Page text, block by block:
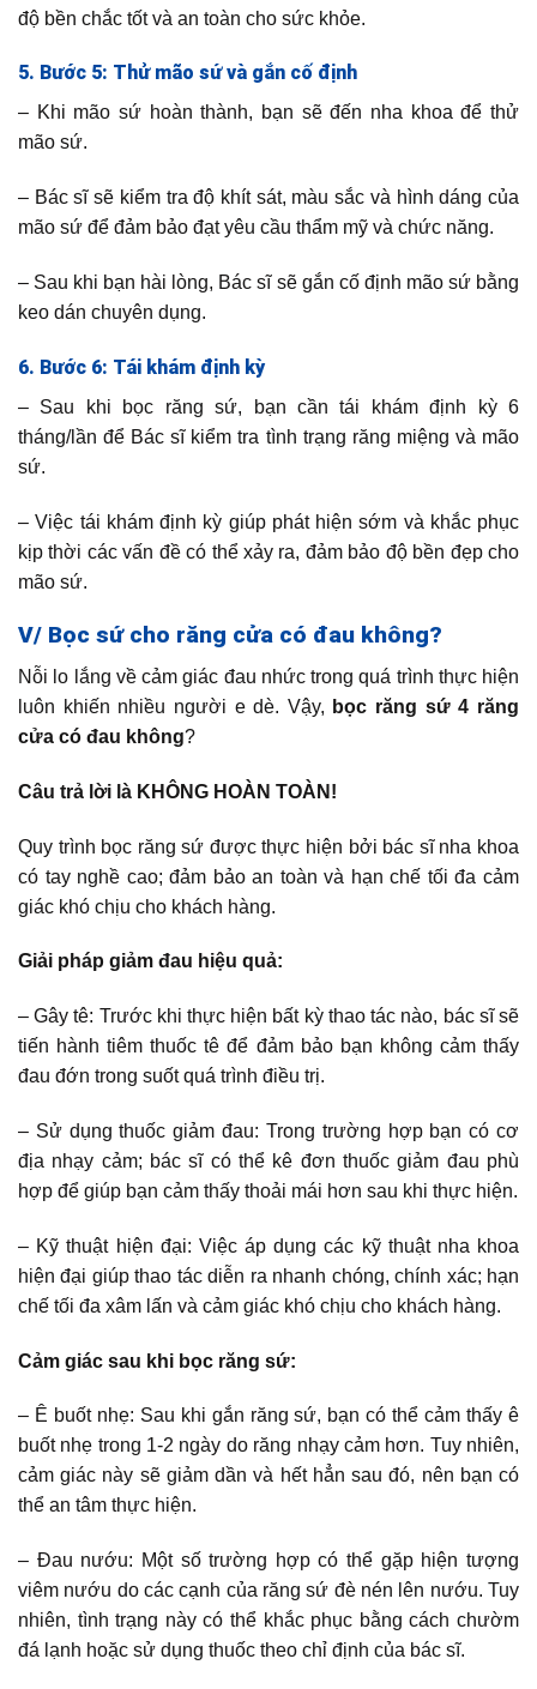
độ bền chắc tốt và an toàn cho sức khỏe.
5. Bước 5: Thử mão sứ và gắn cố định
– Khi mão sứ hoàn thành, bạn sẽ đến nha khoa để thử
mão sứ.
– Bác sĩ sẽ kiểm tra độ khít sát, màu sắc và hình dáng của
mão sứ để đảm bảo đạt yêu cầu thẩm mỹ và chức năng.
– Sau khi bạn hài lòng, Bác sĩ sẽ gắn cố định mão sứ bằng
keo dán chuyên dụng.
6. Bước 6: Tái khám định kỳ
– Sau khi bọc răng sứ, bạn cần tái khám định kỳ 6
tháng/lần để Bác sĩ kiểm tra tình trạng răng miệng và mão
sứ.
– Việc tái khám định kỳ giúp phát hiện sớm và khắc phục
kịp thời các vấn đề có thể xảy ra, đảm bảo độ bền đẹp cho
mão sứ.
V/ Bọc sứ cho răng cửa có đau không?
Nỗi lo lắng về cảm giác đau nhức trong quá trình thực hiện
luôn khiến nhiều người e dè. Vậy, bọc răng sứ 4 răng
cửa có đau không?
Câu trả lời là KHÔNG HOÀN TOÀN!
Quy trình bọc răng sứ được thực hiện bởi bác sĩ nha khoa
có tay nghề cao; đảm bảo an toàn và hạn chế tối đa cảm
giác khó chịu cho khách hàng.
Giải pháp giảm đau hiệu quả:
– Gây tê: Trước khi thực hiện bất kỳ thao tác nào, bác sĩ sẽ
tiến hành tiêm thuốc tê để đảm bảo bạn không cảm thấy
đau đớn trong suốt quá trình điều trị.
– Sử dụng thuốc giảm đau: Trong trường hợp bạn có cơ
địa nhạy cảm; bác sĩ có thể kê đơn thuốc giảm đau phù
hợp để giúp bạn cảm thấy thoải mái hơn sau khi thực hiện.
– Kỹ thuật hiện đại: Việc áp dụng các kỹ thuật nha khoa
hiện đại giúp thao tác diễn ra nhanh chóng, chính xác; hạn
chế tối đa xâm lấn và cảm giác khó chịu cho khách hàng.
Cảm giác sau khi bọc răng sứ:
– Ê buốt nhẹ: Sau khi gắn răng sứ, bạn có thể cảm thấy ê
buốt nhẹ trong 1-2 ngày do răng nhạy cảm hơn. Tuy nhiên,
cảm giác này sẽ giảm dần và hết hẳn sau đó, nên bạn có
thể an tâm thực hiện.
– Đau nướu: Một số trường hợp có thể gặp hiện tượng
viêm nướu do các cạnh của răng sứ đè nén lên nướu. Tuy
nhiên, tình trạng này có thể khắc phục bằng cách chườm
đá lạnh hoặc sử dụng thuốc theo chỉ định của bác sĩ.